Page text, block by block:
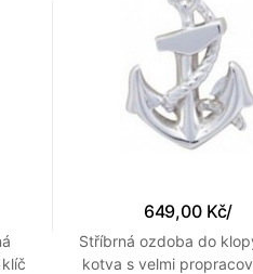
649,00 Kč/
Stříbrná ozdoba do
kotva s velmi